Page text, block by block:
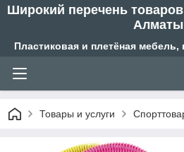
Широкий перечень
Алматы
Пластиковая и плетёная
Товары и услуги